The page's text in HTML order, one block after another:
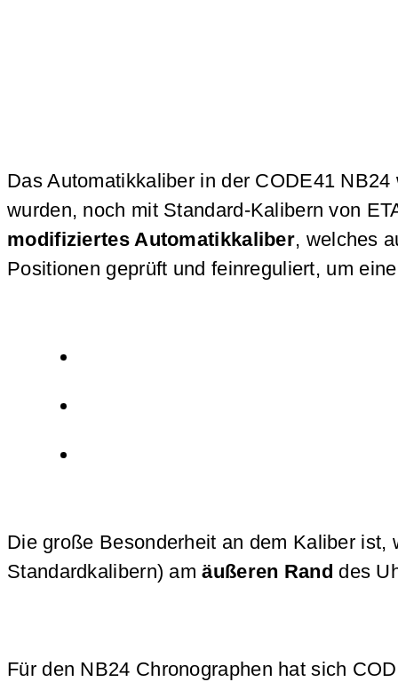
Das Automatikkaliber in der CODE41
wurden, noch mit Standard-Kalibern von
modifiziertes Automatikkaliber, welches
Positionen geprüft und feinreguliert, um
Die große Besonderheit an dem Kaliber
Standardkalibern) amäußeren Rand des
Für den NB24 Chronographen hat sich